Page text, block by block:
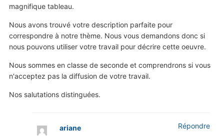
magnifique tableau.
Nous avons trouvé votre description parfaite pour
correspondre à notre thème. Nous vous demandons donc si
nous pouvons utiliser votre travail pour décrire cette oeuvre.
Nous sommes en classe de seconde et comprendrons si vous
n'acceptez pas la diffusion de votre travail.
Nos salutations distinguées.
ariane
Répondre